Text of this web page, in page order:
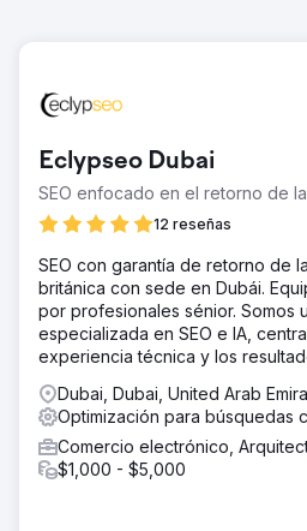
Eclypseo Dubai
SEO enfocado en el retorno de
12 reseñas
SEO con garantía de retorno de
británica con sede en Dubái.
por profesionales sénior. Somos
especializada en SEO e IA,
experiencia técnica y los
Dubai, Dubai, United Arab
Optimización para búsquedas
Comercio electrónico,
$1,000 - $5,000